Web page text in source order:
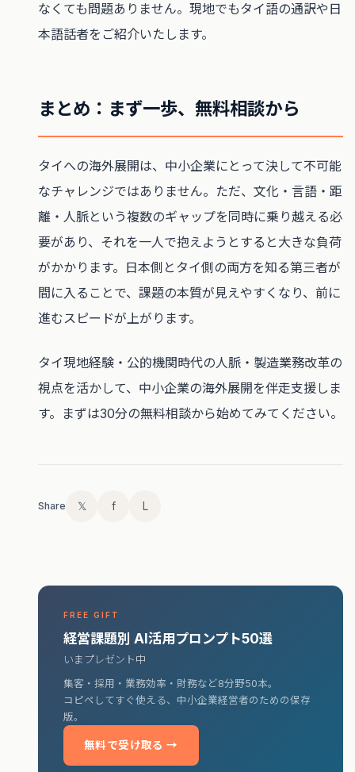
なくても問題ありません。現地でもタイ語の通訳や日
本語話者をご紹介いたします。
まとめ：まず一歩、無料相談から
タイへの海外展開は、中小企業にとって決して不可能
なチャレンジではありません。ただ、文化・言語・距
離・人脈という複数のギャップを同時に乗り越える必
要があり、それを一人で抱えようとすると大きな負荷
がかかります。日本側とタイ側の両方を知る第三者が
間に入ることで、課題の本質が見えやすくなり、前に
進むスピードが上がります。
タイ現地経験・公的機関時代の人脈・製造業務改革の
視点を活かして、中小企業の海外展開を伴走支援しま
す。まずは30分の無料相談から始めてみてください。
Share 𝕏 f L
FREE GIFT
経営課題別 AI活用プロンプト50選
いまプレゼント中
集客・採用・業務効率・財務など8分野50本。
コピペしてすぐ使える、中小企業経営者のための保存
版。
無料で受け取る →